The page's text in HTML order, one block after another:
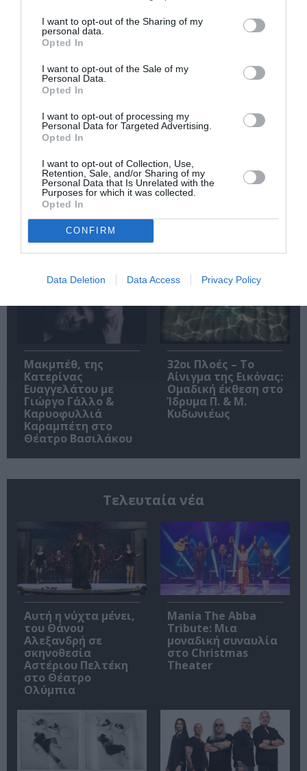
I want to opt-out of the Sharing of my
personal data.
Opted In
I want to opt-out of the Sale of my
Personal Data.
Opted In
I want to opt-out of processing my
Personal Data for Targeted Advertising.
Opted In
I want to opt-out of Collection, Use,
Retention, Sale, and/or Sharing of my
Personal Data that Is Unrelated with the
Purposes for which it was collected.
Opted In
CONFIRM
Data Deletion Data Access Privacy Policy
Δημοφιλή Άρθρα
O «Οιδίποδας» του
Ρόμπερτ Άικ ξανά
στη Στέγη – Με τους
Νίκο Κουρή & Μαρία
Κεχαγιόγλου
Θεοδώρα,
Αυτοκράτειρα του
Βυζαντίου: Η νέα
Ολύμπια
Μακμπέθ, της
Κατερίνας
Ευαγγελάτου με
Γιώργο Γάλλο &
Καρυοφυλλιά
Καραμπέτη στο
Θέατρο Βασιλάκου
32οι Πλοές – Το
Αίνιγμα της Εικόνας:
Ομαδική έκθεση στο
Ίδρυμα Π. & Μ.
Κυδωνιέως
Τελευταία νέα
Αυτή η νύχτα μένει,
του Θάνου
Αλεξανδρή σε
σκηνοθεσία
Αστέριου Πελτέκη
στο Θέατρο
Ολύμπια
Mania The Abba
Tribute: Μια
μοναδική συναυλία
στο Christmas
Theater